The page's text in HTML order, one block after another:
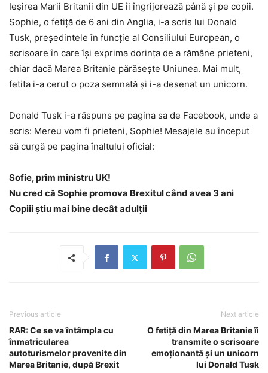
Ieșirea Marii Britanii din UE îi îngrijorează până și pe copii.
Sophie, o fetiță de 6 ani din Anglia, i-a scris lui Donald
Tusk, președintele în funcție al Consiliului European, o
scrisoare în care își exprima dorința de a rămâne prieteni,
chiar dacă Marea Britanie părăsește Uniunea. Mai mult,
fetita i-a cerut o poza semnată și i-a desenat un unicorn.
Donald Tusk i-a răspuns pe pagina sa de Facebook, unde a
scris: Mereu vom fi prieteni, Sophie! Mesajele au început
să curgă pe pagina înaltului oficial:
Sofie, prim ministru UK!
Nu cred că Sophie promova Brexitul când avea 3 ani
Copiii știu mai bine decât adulții
Previous article
RAR: Ce se va întâmpla cu
înmatricularea
autoturismelor provenite din
Marea Britanie, după Brexit
Next article
O fetiță din Marea Britanie îi
transmite o scrisoare
emoționantă și un unicorn
lui Donald Tusk